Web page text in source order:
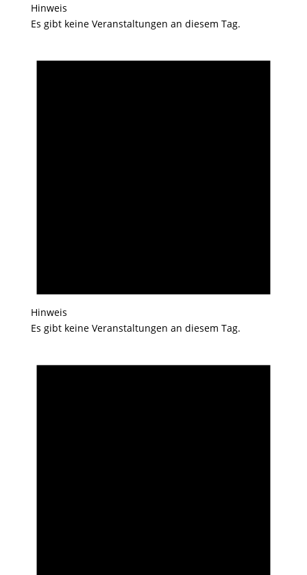
Hinweis
Es gibt keine Veranstaltungen an diesem Tag.
Hinweis
Es gibt keine Veranstaltungen an diesem Tag.